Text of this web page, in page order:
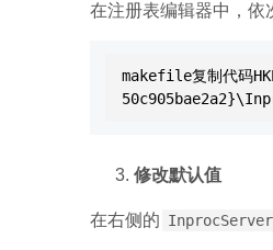
在注册表编辑器中，依
makefile复制代码
修改默认值
在右侧的